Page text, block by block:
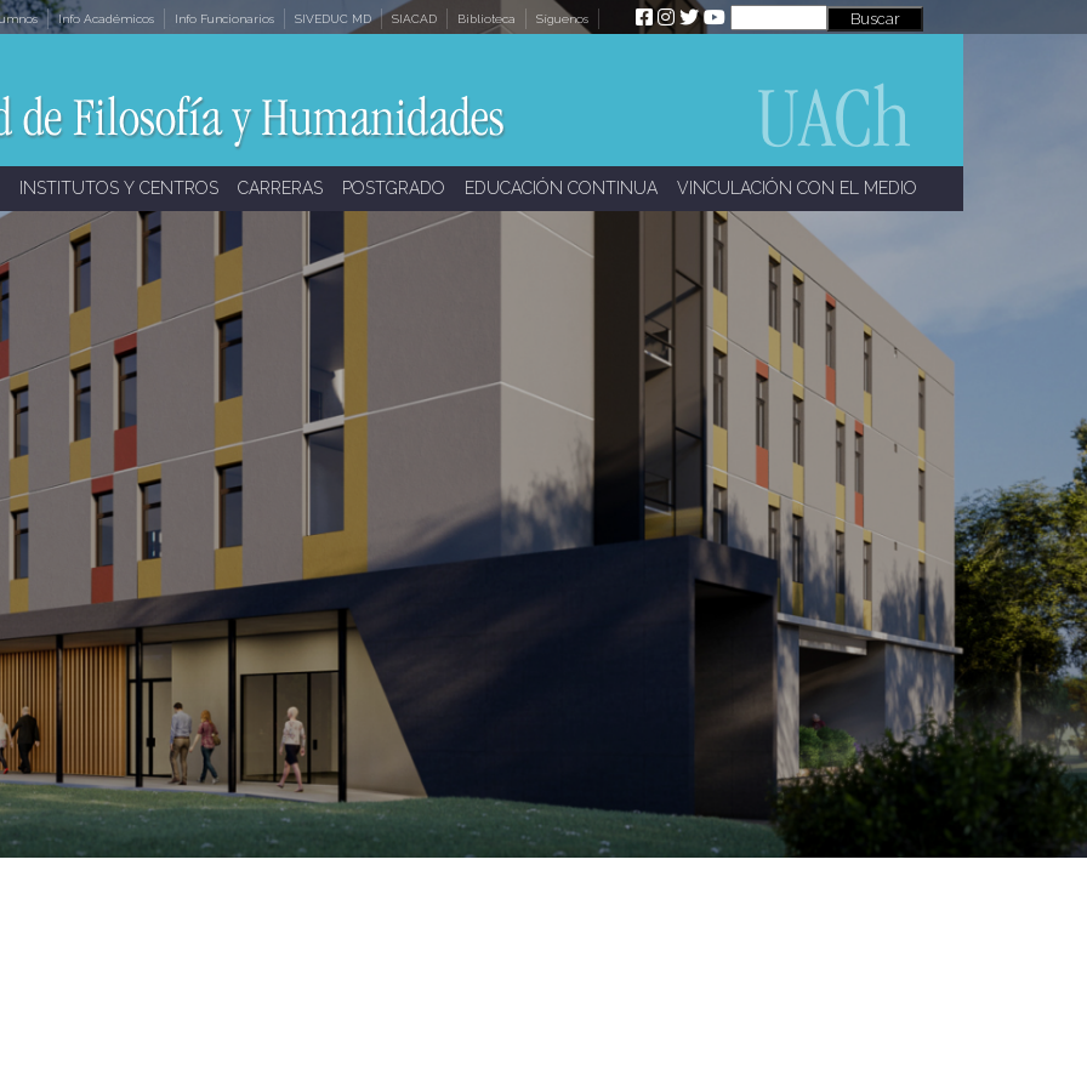
Info Académicos Info Funcionarios SIVEDUC MD SIACAD Biblioteca Síguenos
INSTITUTOS Y CENTROS CARRERAS POSTGRADO EDUCACIÓN CONTINUA VINCULACIÓN CON EL MEDIO